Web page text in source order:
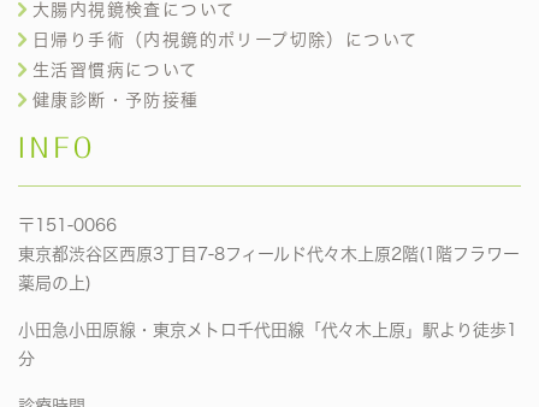
大腸内視鏡検査について
日帰り手術（内視鏡的ポリープ切除）について
生活習慣病について
健康診断・予防接種
INFO
〒151-0066
東京都渋谷区西原3丁目7-8フィールド代々木上原2階(1階フラワー
薬局の上)
小田急小田原線・東京メトロ千代田線「代々木上原」駅より徒歩1
分